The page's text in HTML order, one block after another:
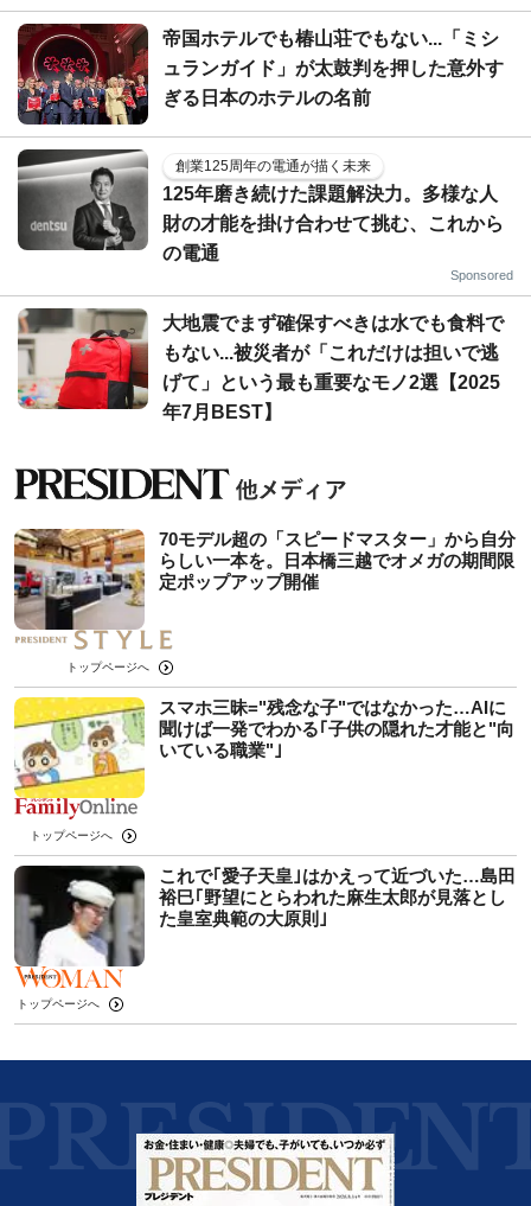
帝国ホテルでも椿山荘でもない...「ミシ
ュランガイド」が太鼓判を押した意外す
ぎる日本のホテルの名前
創業125周年の電通が描く未来
125年磨き続けた課題解決力。多様な人
財の才能を掛け合わせて挑む、これから
の電通
Sponsored
大地震でまず確保すべきは水でも食料で
もない...被災者が「これだけは担いで逃
げて」という最も重要なモノ2選【2025
年7月BEST】
70モデル超の「スピードマスター」から自分
らしい一本を。日本橋三越でオメガの期間限
定ポップアップ開催
トップページへ
スマホ三昧="残念な子"ではなかった…AIに
聞けば一発でわかる｢子供の隠れた才能と"向
いている職業"｣
トップページへ
これで｢愛子天皇｣はかえって近づいた…島田
裕巳｢野望にとらわれた麻生太郎が見落とし
た皇室典範の大原則｣
トップページへ